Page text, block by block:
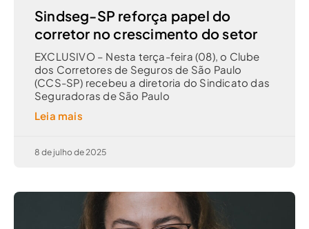
Sindseg-SP reforça papel do
corretor no crescimento do setor
EXCLUSIVO – Nesta terça-feira (08), o Clube
dos Corretores de Seguros de São Paulo
(CCS-SP) recebeu a diretoria do Sindicato das
Seguradoras de São Paulo
Leia mais
8 de julho de 2025